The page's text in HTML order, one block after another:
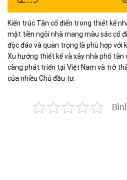
Kiến trúc Tân cổ điển trong thiết kế
mặt tiền ngôi nhà mang màu sắc cổ
độc đáo và quan trọng là phù hợp với
Xu hướng thiết kế và xây nhà phố tân
càng phát triển tại Việt Nam và trở
của nhiều Chủ đầu tư.